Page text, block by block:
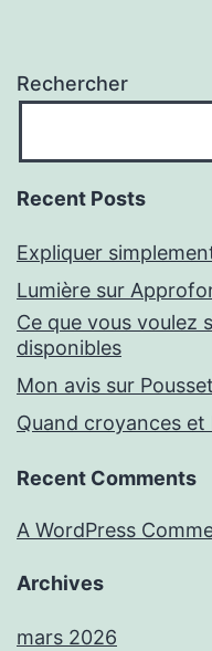
Rechercher
Recent Posts
Expliquer
Lumière sur
Ce que vous voulez
disponibles
Mon avis sur
Quand croyances
Recent Comments
A WordPress
Archives
mars 2026